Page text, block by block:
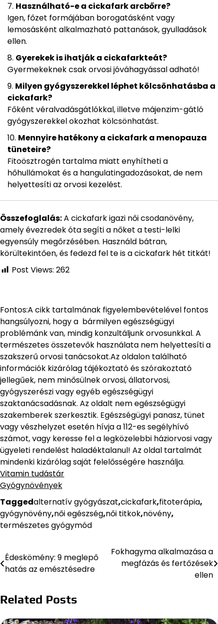
Használható-e a cickafark arcbőrre?
Igen, főzet formájában borogatásként vagy
lemosásként alkalmazható pattanások, gyulladások
ellen.
Gyerekek is ihatják a cickafarkteát?
Gyermekeknek csak orvosi jóváhagyással adható!
Milyen gyógyszerekkel léphet kölcsönhatásba a
cickafark?
Főként véralvadásgátlókkal, illetve májenzim-gátló
gyógyszerekkel okozhat kölcsönhatást.
Mennyire hatékony a cickafark a menopauza
tüneteire?
Fitoösztrogén tartalma miatt enyhítheti a
hőhullámokat és a hangulatingadozásokat, de nem
helyettesíti az orvosi kezelést.
Összefoglalás:A cickafark igazi női csodanövény,
amely évezredek óta segíti a nőket a testi-lelki
egyensúly megőrzésében. Használd bátran,
körültekintően, és fedezd fel te is a cickafark hét titkát!
Post Views: 262
Fontos:A cikk tartalmának figyelembevételével fontos
hangsúlyozni, hogy a bármilyen egészségügyi
problémánk van, mindig konzultáljunk orvosunkkal. A
természetes összetevők használata nem helyettesíti a
szakszerű orvosi tanácsokat.Az oldalon található
információk kizárólag tájékoztató és szórakoztató
jellegűek, nem minősülnek orvosi, állatorvosi,
gyógyszerészi vagy egyéb egészségügyi
szaktanácsadásnak. Az oldalt nem egészségügyi
szakemberek szerkesztik. Egészségügyi panasz, tünet
vagy vészhelyzet esetén hívja a 112-es segélyhívó
számot, vagy keresse fel a legközelebbi háziorvosi vagy
ügyeleti rendelést haladéktalanul! Az oldal tartalmát
mindenki kizárólag saját felelősségére használja.
Vitamin tudástár
Gyógynövények
Taggedalternatív gyógyászat,cickafark,fitoterápia,
gyógynövény,női egészség,női titkok,növény,
természetes gyógymód
Bejegyzés
navigáció
Édeskömény: 9 meglepő
hatás az emésztésedre
Fokhagyma alkalmazása a
megfázás és fertőzések
ellen
Related Posts